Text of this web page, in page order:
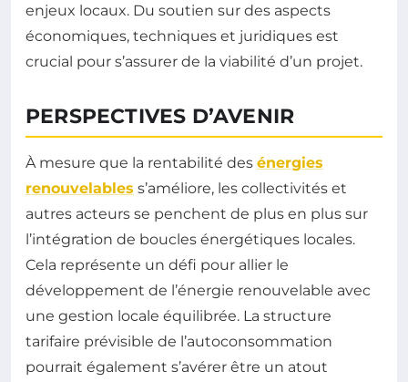
enjeux locaux. Du soutien sur des aspects
économiques, techniques et juridiques est
crucial pour s’assurer de la viabilité d’un projet.
PERSPECTIVES D’AVENIR
À mesure que la rentabilité des énergies
renouvelables s’améliore, les collectivités et
autres acteurs se penchent de plus en plus sur
l’intégration de boucles énergétiques locales.
Cela représente un défi pour allier le
développement de l’énergie renouvelable avec
une gestion locale équilibrée. La structure
tarifaire prévisible de l’autoconsommation
pourrait également s’avérer être un atout